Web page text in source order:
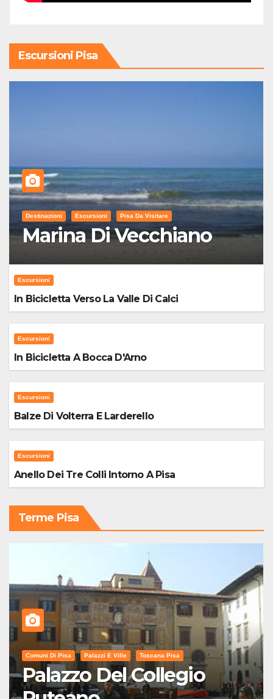
Escursioni Pisa
Destinazioni Escursioni Pisa Da Visitare
Marina Di Vecchiano
Escursioni
In Bicicletta Verso La Valle Di Calci
Escursioni
In Bicicletta A Bocca D'Arno
Escursioni
Balze Di Volterra E Larderello
Escursioni
Anello Dei Tre Colli Intorno A Pisa
Terme Pisa
Comuni Di Pisa Palazzi E Ville Toscana Pisa
Palazzo Del Collegio